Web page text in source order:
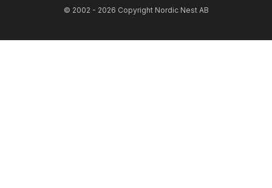
© 2002 - 2026 Copyright Nordic Nest AB